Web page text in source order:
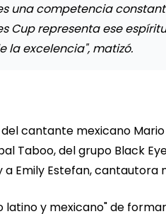
una competencia
Cup representa ese
la excelencia", matizó.
cantante mexicano
Taboo, del grupo Black
a Emily Estefan, cantautora
latino y mexicano" de